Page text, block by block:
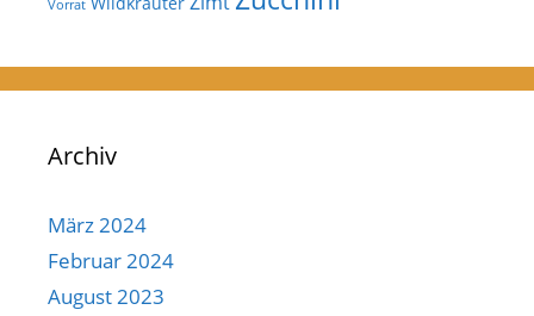
Vorrat
Archiv
März 2024
Februar 2024
August 2023